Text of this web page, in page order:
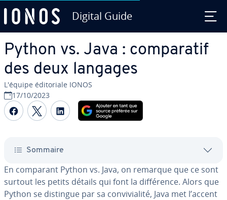
Digital Guide
Python vs. Java : com­pa­ra­tif
des deux langages
L'équipe édi­to­riale IONOS
17/10/2023
Partager sur Facebook
Partager sur Twitter
Partager sur LinkedIn
Sommaire
En comparant Python vs. Java, on remarque que ce sont
surtout les petits détails qui font la dif­fé­rence. Alors que
Python se distingue par sa con­vi­via­lité, Java met l’accent